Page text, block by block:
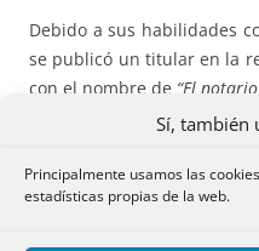
Sí, también
Principalmente usamos las
estadísticas propias de la web.
Debido a sus habilidades
se publicó un titular en la
con el nombre de “El
venía por Madrid, solía